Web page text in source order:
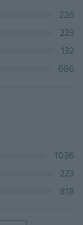
226
223
132
686
1036
223
818